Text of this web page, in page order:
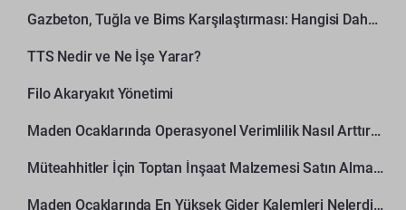
Gazbeton, Tuğla ve Bims Karşılaştırması: Hangisi Daha Avantajlı?
TTS Nedir ve Ne İşe Yarar?
Filo Akaryakıt Yönetimi
Maden Ocaklarında Operasyonel Verimlilik Nasıl Arttırılır?
Müteahhitler İçin Toptan İnşaat Malzemesi Satın Alma Rehberi
Maden Ocaklarında En Yüksek Gider Kalemleri Nelerdir?